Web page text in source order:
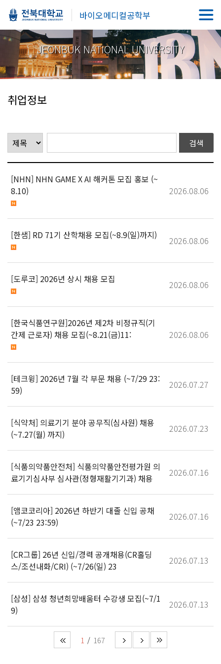
바이오메디컬공학부
JEONBUK NATIONAL UNIVERSITY
취업정보
[NHN] NHN GAME X AI 해커톤 모집 홍보 (~
8.10)
2026.08.06
[한샘] RD 71기 산학채용 모집(~8.9(일)까지) 2026.08.06
[도루코] 2026년 상시 채용 모집 2026.08.06
[한국식품연구원]2026년 제2차 비정규직(기
간제 근로자) 채용 모집(~8.21(금)11:
2026.08.06
[테크윙] 2026년 7월 각 부문 채용 (~7/29 23:
59)
2026.07.27
[식약처] 의료기기 분야 공무직(심사원) 채용
(~7.27(월) 까지)
2026.07.23
[식품의약품안전처] 식품의약품안전평가원 의
료기기심사부 심사관(정형재활기기과) 채용
2026.07.16
[앰코코리아] 2026년 하반기 대졸 신입 공채
(~7/23 23:59)
2026.07.16
[CR그룹] 26년 신입/경력 공개채용(CR홀딩
스/조선내화/CRI) (~7/26(일) 23
2026.07.13
[삼성] 삼성 청년희망배움터 수강생 모집(~7/1
9)
2026.07.13
1 167